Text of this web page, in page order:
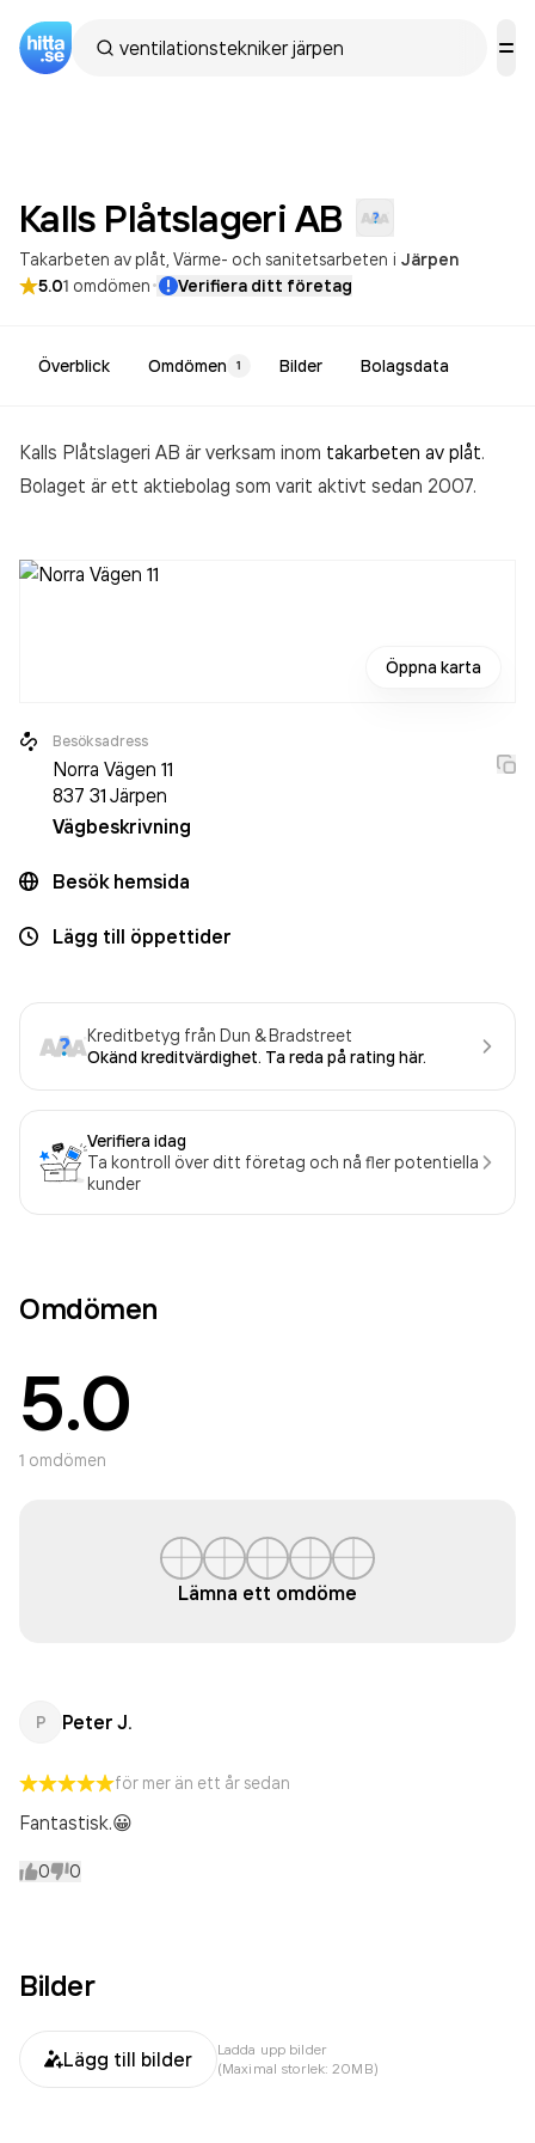
Kalls Plåtslageri AB
Takarbeten av plåt Värme- och sanitetsarbeten i Järpen
5.01 omdömen· Verifiera ditt företag
Överblick Omdömen 1 Bilder Bolagsdata
Kalls Plåtslageri AB är verksam inom takarbeten av plåt.
Bolaget är ett aktiebolag som varit aktivt sedan 2007.
Öppna karta
Besöksadress
Norra Vägen 11
837 31 Järpen
Vägbeskrivning
Besök hemsida
Lägg till öppettider
Kreditbetyg från Dun & Bradstreet
Okänd kreditvärdighet. Ta reda på rating här.
Verifiera idag
Ta kontroll över ditt företag och nå fler potentiella
kunder
Omdömen
5.0
1 omdömen
Lämna ett omdöme
P Peter J.
för mer än ett år sedan
Fantastisk.😀
0 0
Bilder
Lägg till bilder
Ladda upp bilder
(Maximal storlek: 20MB)